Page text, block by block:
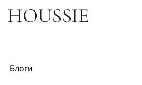
Блоги